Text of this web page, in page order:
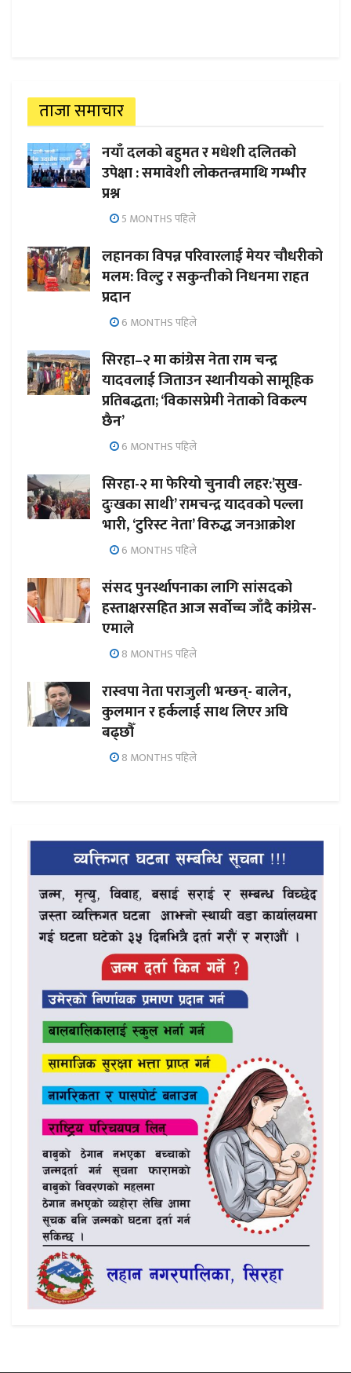
ताजा समाचार
नयाँ दलको बहुमत र मधेशी दलितको
उपेक्षा : समावेशी लोकतन्त्रमाथि गम्भीर
प्रश्न
5 MONTHS पहिले
लहानका विपन्न परिवारलाई मेयर चौधरीको
मलम: विल्टु र सकुन्तीको निधनमा राहत
प्रदान
6 MONTHS पहिले
सिरहा–२ मा कांग्रेस नेता राम चन्द्र
यादवलाई जिताउन स्थानीयको सामूहिक
प्रतिबद्धता; ‘विकासप्रेमी नेताको विकल्प
छैन’
6 MONTHS पहिले
सिरहा-२ मा फेरियो चुनावी लहर:’सुख-
दुःखका साथी’ रामचन्द्र यादवको पल्ला
भारी, ‘टुरिस्ट नेता’ विरुद्ध जनआक्रोश
6 MONTHS पहिले
संसद पुनर्स्थापनाका लागि सांसदको
हस्ताक्षरसहित आज सर्वोच्च जाँदै कांग्रेस-
एमाले
8 MONTHS पहिले
रास्वपा नेता पराजुली भन्छन्- बालेन,
कुलमान र हर्कलाई साथ लिएर अघि
बढ्छौँ
8 MONTHS पहिले